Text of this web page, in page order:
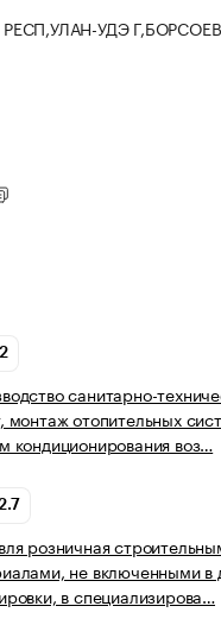
УДЭ
санитарно-
монтаж отопительных
кондиционирования воз…
розничная
не включенными в
в специализирова…